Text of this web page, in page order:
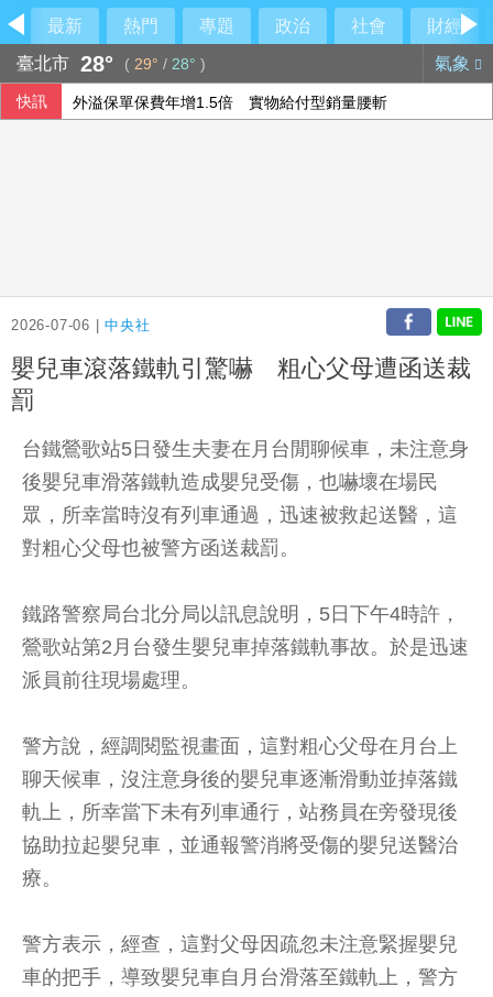
最新 熱門 專題 政治 社會
財經
臺北市 28° ( 29° / 28° ) 氣象
快訊 外溢保單保費年增1.5倍 實物給付型銷量腰斬
2026-07-06 |中央社
嬰兒車滾落鐵軌引驚嚇 粗心父母遭函送裁
罰
台鐵鶯歌站5日發生夫妻在月台閒聊候車，未注意身
後嬰兒車滑落鐵軌造成嬰兒受傷，也嚇壞在場民
眾，所幸當時沒有列車通過，迅速被救起送醫，這
對粗心父母也被警方函送裁罰。
鐵路警察局台北分局以訊息說明，5日下午4時許，
鶯歌站第2月台發生嬰兒車掉落鐵軌事故。於是迅速
派員前往現場處理。
警方說，經調閱監視畫面，這對粗心父母在月台上
聊天候車，沒注意身後的嬰兒車逐漸滑動並掉落鐵
軌上，所幸當下未有列車通行，站務員在旁發現後
協助拉起嬰兒車，並通報警消將受傷的嬰兒送醫治
療。
警方表示，經查，這對父母因疏忽未注意緊握嬰兒
車的把手，導致嬰兒車自月台滑落至鐵軌上，警方